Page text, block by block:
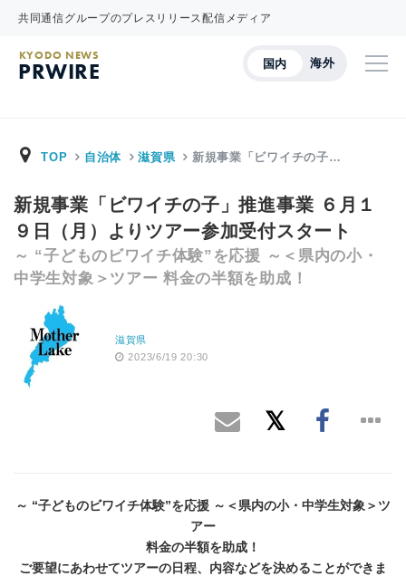
共同通信グループのプレスリリース配信メディア
国内 海外
KYODO NEWS
PRWIRE
TOP 自治体 滋賀県 新規事業「ビワイチの子…
新規事業「ビワイチの子」推進事業 ６月１
９日（月）よりツアー参加受付スタート
～ “子どものビワイチ体験”を応援 ～＜県内の小・
中学生対象＞ツアー 料金の半額を助成！
滋賀県
2023/6/19 20:30
～ “子どものビワイチ体験”を応援 ～＜県内の小・中学生対象＞ツ
アー
料金の半額を助成！
ご要望にあわせてツアーの日程、内容などを決めることができま